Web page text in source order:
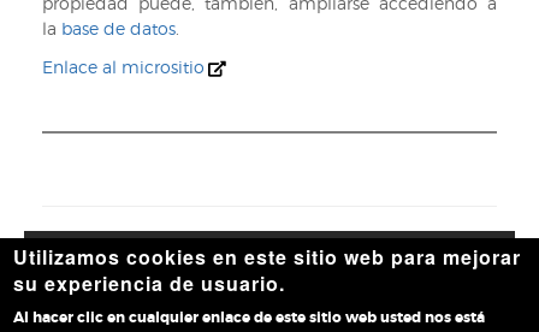
la base de datos
Enlace al micrositio
Accesibilidad|Aviso legal |Política de privacidad |Política
de cookies|Contacto
Utilizamos cookies en este sitio web para mejorar
su experiencia de usuario.
Al hacer clic en cualquier enlace de este sitio web usted nos está